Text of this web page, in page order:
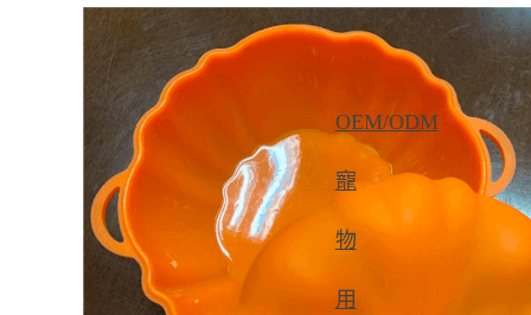
OEM/ODM
寵
物
用